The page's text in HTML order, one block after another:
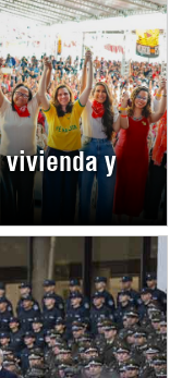
vivienda y